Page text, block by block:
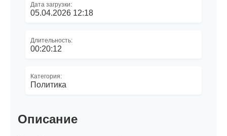
Дата загрузки:
05.04.2026 12:18
Длительность:
00:20:12
Категория:
Политика
Описание